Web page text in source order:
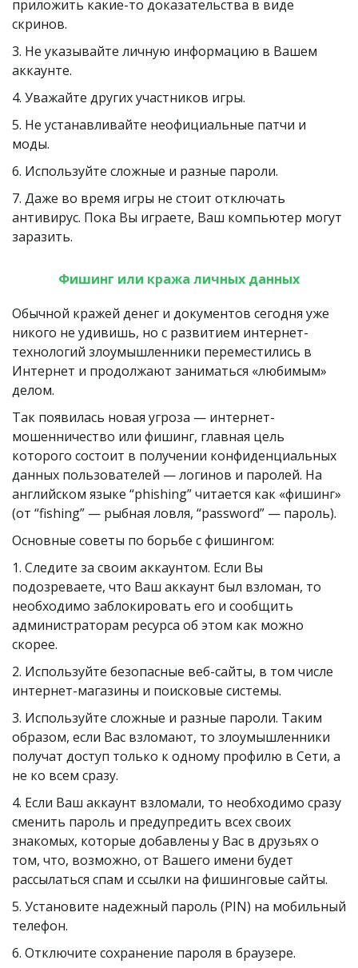
приложить какие-то доказательства в виде
скринов.
3. Не указывайте личную информацию в Вашем
аккаунте.
4. Уважайте других участников игры.
5. Не устанавливайте неофициальные патчи и
моды.
6. Используйте сложные и разные пароли.
7. Даже во время игры не стоит отключать
антивирус. Пока Вы играете, Ваш компьютер могут
заразить.
Фишинг или кража личных данных
Обычной кражей денег и документов сегодня уже
никого не удивишь, но с развитием интернет-
технологий злоумышленники переместились в
Интернет и продолжают заниматься «любимым»
делом.
Так появилась новая угроза — интернет-
мошенничество или фишинг, главная цель
которого состоит в получении конфиденциальных
данных пользователей — логинов и паролей. На
английском языке “phishing” читается как «фишинг»
(от “fishing” — рыбная ловля, “password” — пароль).
Основные советы по борьбе с фишингом:
1. Следите за своим аккаунтом. Если Вы
подозреваете, что Ваш аккаунт был взломан, то
необходимо заблокировать его и сообщить
администраторам ресурса об этом как можно
скорее.
2. Используйте безопасные веб-сайты, в том числе
интернет-магазины и поисковые системы.
3. Используйте сложные и разные пароли. Таким
образом, если Вас взломают, то злоумышленники
получат доступ только к одному профилю в Сети, а
не ко всем сразу.
4. Если Ваш аккаунт взломали, то необходимо сразу
сменить пароль и предупредить всех своих
знакомых, которые добавлены у Вас в друзьях о
том, что, возможно, от Вашего имени будет
рассылаться спам и ссылки на фишинговые сайты.
5. Установите надежный пароль (PIN) на мобильный
телефон.
6. Отключите сохранение пароля в браузере.